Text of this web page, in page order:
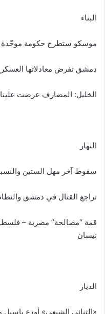
البناء
موسكو ستطرح حكومة موحّدة
دمشق تفرض معادلاتها
الخليل: المصارف عرضت
النهار
سقوط آخر مهل الستين
تراجع القتال في دمشق
قمة “مصالحة” مصرية –
نيسان
الديار
«الثنائي الشيعي» أودع باسيل